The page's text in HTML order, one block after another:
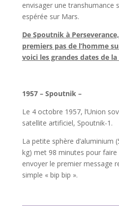
envisager une transhumance
espérée sur Mars.
De Spoutnik à
premiers pas de l’homme
voici les grandes dates de la
1957 – Spoutnik –
Le 4 octobre 1957, l’Union
satellite artificiel, Spoutnik-1.
La petite sphère d’aluminium
kg) met 98 minutes pour
envoyer le premier message
simple « bip bip ».